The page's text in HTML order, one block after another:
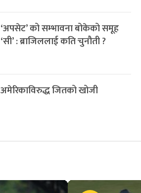
‘अपसेट’ को सम्भावना बोकेको समूह
‘सी’ : ब्राजिललाई कति चुनौती ?
अमेरिकाविरुद्ध जितको खोजी